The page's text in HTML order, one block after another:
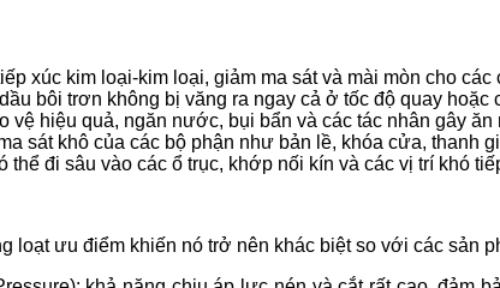
xúc kim loại-kim loại, giảm ma sát và mài mòn cho
bôi trơn không bị văng ra ngay cả ở tốc độ quay
vệ hiệu quả, ngăn nước, bụi bẩn và các tác nhân gây
sát khô của các bộ phận như bản lề, khóa cửa, thanh
đi sâu vào các ổ trục, khớp nối kín và các vị trí khó
loạt ưu điểm khiến nó trở nên khác biệt so với các sản